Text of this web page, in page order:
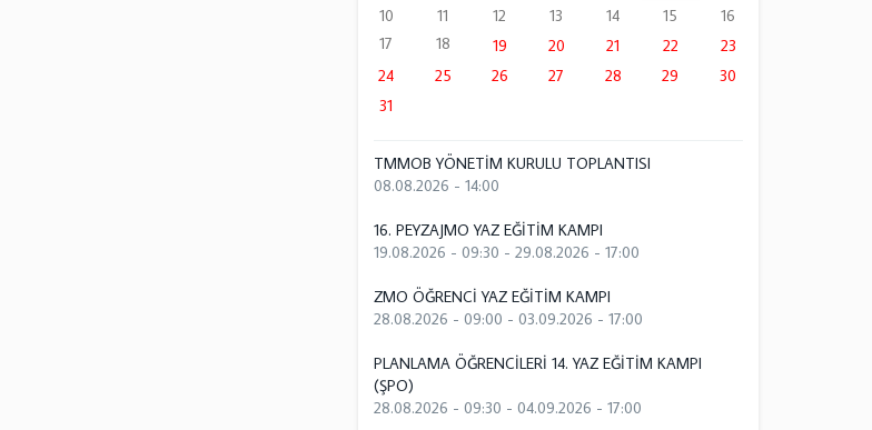
10
11 12 13 14 15
16
17
18 19 20 21 22
23
24
25 26 27 28 29
30
31
TMMOB YÖNETİM KURULU TOPLANTISI
08.08.2026 - 14:00
16. PEYZAJMO YAZ EĞİTİM KAMPI
19.08.2026 - 09:30 -29.08.2026 - 17:00
ZMO ÖĞRENCİ YAZ EĞİTİM KAMPI
28.08.2026 - 09:00 -03.09.2026 - 17:00
PLANLAMA ÖĞRENCİLERİ 14. YAZ EĞİTİM KAMPI
(ŞPO)
28.08.2026 - 09:30 -04.09.2026 - 17:00